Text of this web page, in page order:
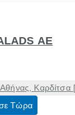
ΑΕ
Καρδίτσα
Τώρα